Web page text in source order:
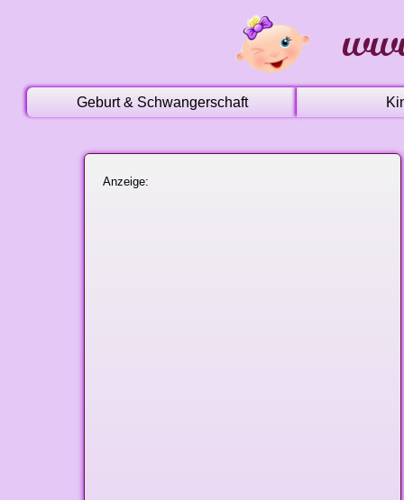
Geburt & Schwangerschaft
Anzeige: